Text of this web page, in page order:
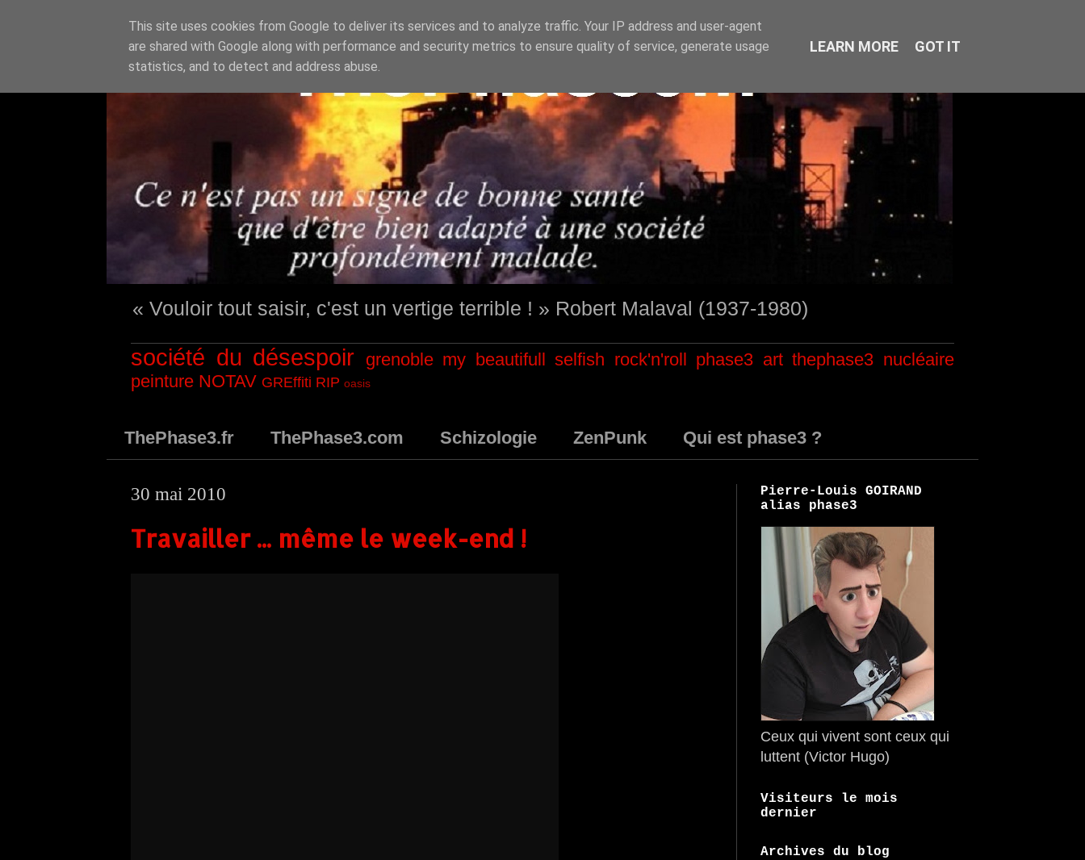
« Vouloir tout saisir, c'est un vertige terrible ! » Robert Malaval (1937-1980)
société du désespoir grenoble my beautifull selfish rock'n'roll phase3 art thephase3 nucléaire
peinture NOTAV GREffiti RIP oasis
ThePhase3.fr ThePhase3.com Schizologie ZenPunk Qui est phase3 ?
30 mai 2010
Travailler ... même le week-end !
Pierre-Louis GOIRAND
alias phase3
Ceux qui vivent sont ceux qui
luttent (Victor Hugo)
Visiteurs le mois
dernier
Archives du blog
This site uses cookies from Google to deliver its services and to analyze traffic. Your IP address and user-agent
are shared with Google along with performance and security metrics to ensure quality of service, generate usage
statistics, and to detect and address abuse.
LEARN MORE GOT IT